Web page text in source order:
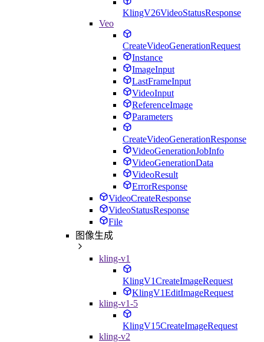
KlingV26VideoStatusResponse
Veo
CreateVideoGenerationRequest
Instance
ImageInput
LastFrameInput
VideoInput
ReferenceImage
Parameters
CreateVideoGenerationResponse
VideoGenerationJobInfo
VideoGenerationData
VideoResult
ErrorResponse
VideoCreateResponse
VideoStatusResponse
File
图像生成
kling-v1
KlingV1CreateImageRequest
KlingV1EditImageRequest
kling-v1-5
KlingV15CreateImageRequest
kling-v2